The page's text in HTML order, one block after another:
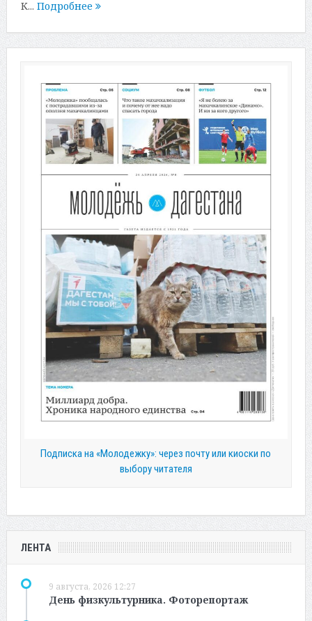
К... Подробнее
Подписка на «Молодежку»: через почту или киоски по
выбору читателя
ЛЕНТА
9 августа, 2026 12:27
День физкультурника. Фоторепортаж